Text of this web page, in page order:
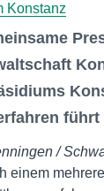
Konstanz
/
einem